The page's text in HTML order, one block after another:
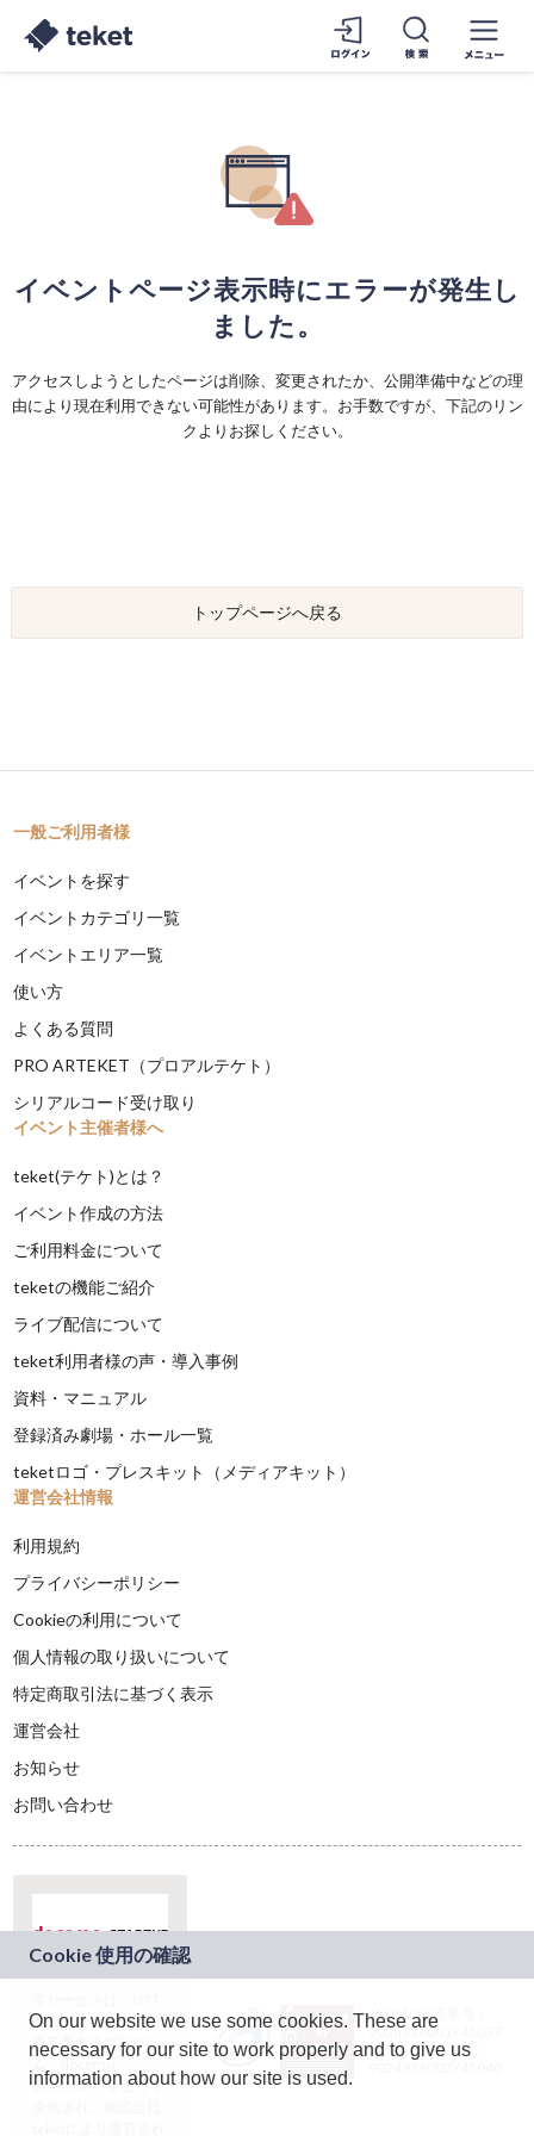
イベントページ表示時にエラーが発生し
ました。
アクセスしようとしたページは削除、変更されたか、公開準備中などの理
由により現在利用できない可能性があります。お手数ですが、下記のリン
クよりお探しください。
トップページへ戻る
一般ご利用者様
イベントを探す
イベントカテゴリ一覧
イベントエリア一覧
使い方
よくある質問
PRO ARTEKET（プロアルテケト）
シリアルコード受け取り
イベント主催者様へ
teket(テケト)とは？
イベント作成の方法
ご利用料金について
teketの機能ご紹介
ライブ配信について
teket利用者様の声・導入事例
資料・マニュアル
登録済み劇場・ホール一覧
teketロゴ・プレスキット（メディアキット）
運営会社情報
利用規約
プライバシーポリシー
Cookieの利用について
個人情報の取り扱いについて
特定商取引法に基づく表示
運営会社
お知らせ
お問い合わせ
ドコモグループの新
規事業創出プログラ
ム「docomo
STARTUP」を通じて
JASRAC許諾番号：
9024936001Y45037
JASRAC許諾番号：
On our website we use some cookies. These are
necessary for our site to work properly and to give us
information about how our site is used.